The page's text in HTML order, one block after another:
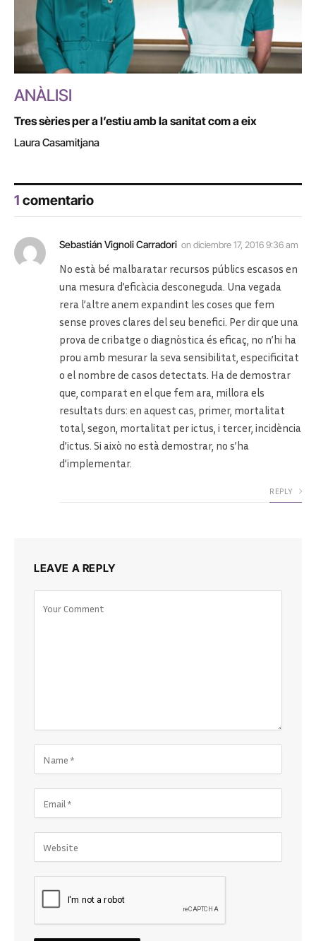
ANÀLISI
Tres sèries per a l’estiu amb la sanitat com a eix
Laura Casamitjana
1 comentario
Sebastián Vignoli Carradori ondiciembre 17, 2016 9:36 am
No està bé malbaratar recursos públics escasos en
una mesura d’eficàcia desconeguda. Una vegada
rera l’altre anem expandint les coses que fem
sense proves clares del seu benefici. Per dir que una
prova de cribatge o diagnòstica és eficaç, no n’hi ha
prou amb mesurar la seva sensibilitat, especificitat
o el nombre de casos detectats. Ha de demostrar
que, comparat en el que fem ara, millora els
resultats durs: en aquest cas, primer, mortalitat
total, segon, mortalitat per ictus, i tercer, incidència
d’ictus. Si això no està demostrar, no s’ha
d’implementar.
REPLY
LEAVE A REPLY